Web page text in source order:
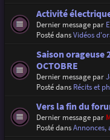
Activité
Dernier message par
Posté dansVidéos
Saison orageuse
OCTOBRE
Dernier message par
Posté dans Récits et
Vers la fin du
Dernier message par
Posté dans